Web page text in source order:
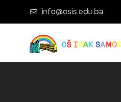
info@osis.edu.ba